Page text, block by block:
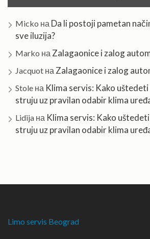
Micko на Da li postoji pametan
sve iluzija?
Marko на Zalagaonice i zalog
Jacquot на Zalagaonice i zalog
Stole на Klima servis: Kako uštedeti
struju uz pravilan odabir klima
Lidija на Klima servis: Kako
struju uz pravilan odabir klima
Limo servis Beograd